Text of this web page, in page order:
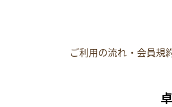
ご利用の流れ・会員規